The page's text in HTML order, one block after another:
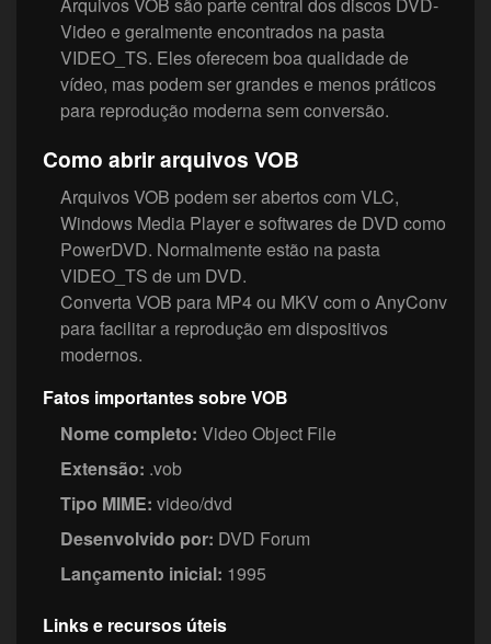
Video e geralmente encontrados na pasta
VIDEO_TS. Eles oferecem boa qualidade de
vídeo, mas podem ser grandes e menos práticos
para reprodução moderna sem conversão.
Como abrir arquivos VOB
Arquivos VOB podem ser abertos com VLC,
Windows Media Player e softwares de DVD como
PowerDVD. Normalmente estão na pasta
VIDEO_TS de um DVD.
Converta VOB para MP4 ou MKV com o AnyConv
para facilitar a reprodução em dispositivos
modernos.
Fatos importantes sobre VOB
Nome completo: Video Object File
Extensão: .vob
Tipo MIME: video/dvd
Desenvolvido por: DVD Forum
Lançamento inicial: 1995
Links e recursos úteis